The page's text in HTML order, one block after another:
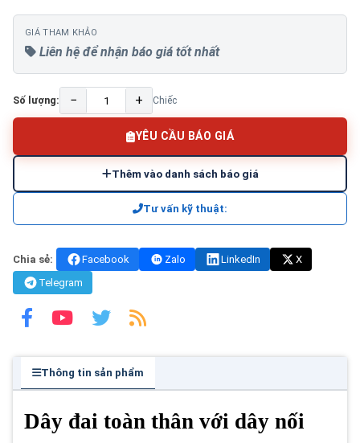
GIÁ THAM KHẢO
Liên hệ để nhận báo giá tốt nhất
Số lượng: − + Chiếc
YÊU CẦU BÁO GIÁ
Thêm vào danh sách báo giá
Tư vấn kỹ thuật:
Chia sẻ: Facebook Zalo LinkedIn
X
Telegram
Thông tin sản phẩm
Dây đai toàn thân với dây nối